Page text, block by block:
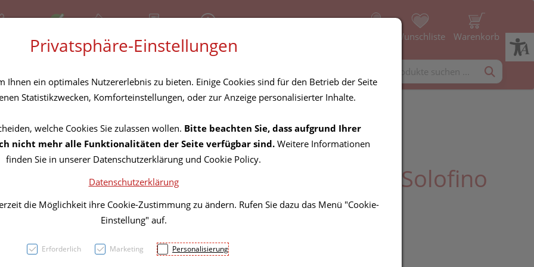
Offen Über uns Rezept-Anfrage Wunschliste Warenkorb
Aronia Bio
Direktsaft/oesterr. Solofino
Glasf 750ml
PZN: 4269495
Privatsphäre-Einstellungen
Ihnen ein optimales Nutzererlebnis zu bieten. Einige Cookies sind für den Betrieb der Seite
Statistikzwecken, Komforteinstellungen, oder zur Anzeige personalisierter Inhalte.
welche Cookies Sie zulassen wollen. Bitte beachten Sie, dass aufgrund Ihrer
nicht mehr alle Funktionalitäten der Seite verfügbar sind. Weitere Informationen
finden Sie in unserer Datenschutzerklärung und Cookie Policy.
Datenschutzerklärung
die Möglichkeit ihre Cookie-Zustimmung zu ändern. Rufen Sie dazu das Menü "Cookie-
Einstellung" auf.
Erforderlich Marketing Personalisierung